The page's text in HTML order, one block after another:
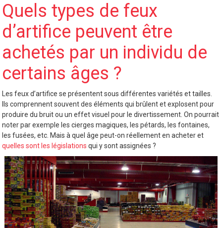
BATTERIES
FUSÉES
PÈTARDS
ORDRE
CONTACT
Quels types de feux
d’artifice peuvent être
achetés par un individu de
certains âges ?
Les feux d’artifice se présentent sous différentes variétés et tailles.
Ils comprennent souvent des éléments qui brûlent et explosent pour
produire du bruit ou un effet visuel pour le divertissement. On pourrait
noter par exemple les cierges magiques, les pétards, les fontaines,
les fusées, etc. Mais à quel âge peut-on réellement en acheter et
quelles sont les législations qui y sont assignées ?